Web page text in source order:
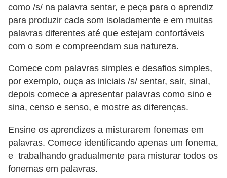
como /s/ na palavra sentar, e peça para o aprendiz
para produzir cada som isoladamente e em muitas
palavras diferentes até que estejam confortáveis ​​
com o som e compreendam sua natureza.
Comece com palavras simples e desafios simples,
por exemplo, ouça as iniciais /s/ sentar, sair, sinal,
depois comece a apresentar palavras como sino e
sina, censo e senso, e mostre as diferenças.
Ensine os aprendizes a misturarem fonemas em
palavras. Comece identificando apenas um fonema,
e trabalhando gradualmente para misturar todos os
fonemas em palavras.